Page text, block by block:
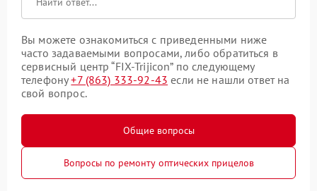
Вы можете ознакомиться с приведенными ниже
часто задаваемыми вопросами, либо обратиться в
сервисный центр “FIX-Trijicon” по следующему
телефону+7 (863) 333-92-43 если не нашли ответ на
свой вопрос.
Общие вопросы
Вопросы по ремонту оптических прицелов